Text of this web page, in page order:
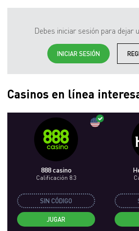
Debes iniciar sesión para dejar
INICIAR SESIÓN
Casinos en línea
888 casino
Calificación 8.3
SIN CÓDIGO
JUGAR